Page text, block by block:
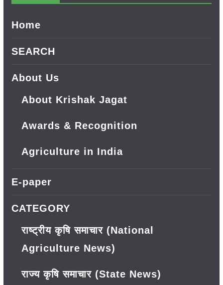
Home
SEARCH
About Us
About Krishak Jagat
Awards & Recognition
Agriculture in India
E-paper
CATEGORY
राष्ट्रीय कृषि समाचार (National
Agriculture News)
राज्य कृषि समाचार (State News)